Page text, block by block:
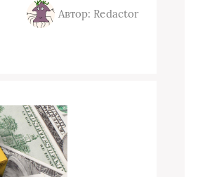
Автор: Redactor